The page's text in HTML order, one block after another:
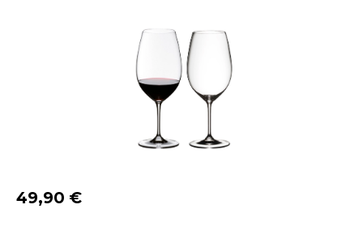
Regulärer Preis:
49,90 €